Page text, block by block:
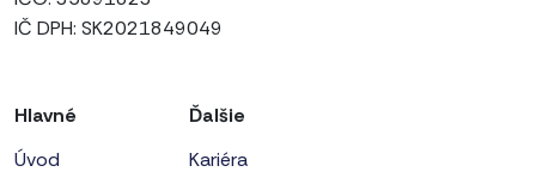
IČ DPH: SK2021849049
Hlavné
Úvod
Ďalšie
Kariéra